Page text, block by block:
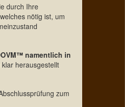
durch Ihre
nötig ist, um
namentlich in
herausgestellt
zum